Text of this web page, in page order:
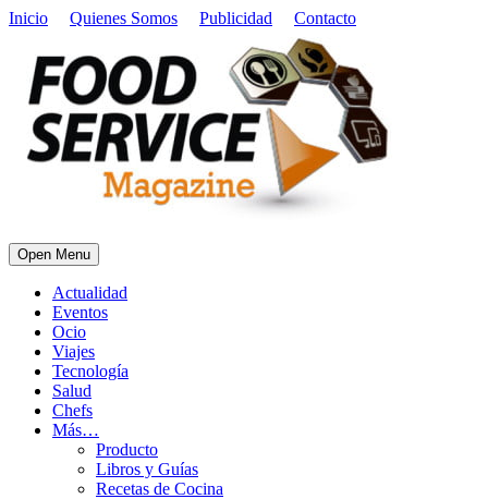
Inicio Quienes Somos Publicidad Contacto
Open Menu
Actualidad
Eventos
Ocio
Viajes
Tecnología
Salud
Chefs
Más…
Producto
Libros y Guías
Recetas de Cocina